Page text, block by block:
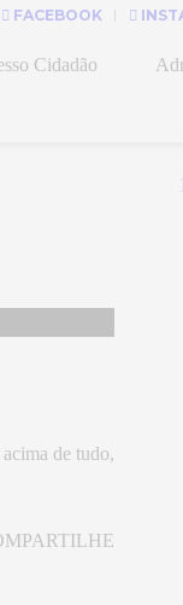
FACEBOOK
Cidadão
de tudo,